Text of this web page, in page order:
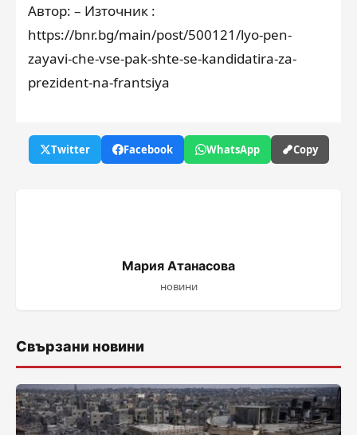
Автор: – Източник :
https://bnr.bg/main/post/500121/lyo-pen-
zayavi-che-vse-pak-shte-se-kandidatira-za-
prezident-na-frantsiya
Twitter Facebook WhatsApp Copy
Мария Атанасова
новини
Свързани новини